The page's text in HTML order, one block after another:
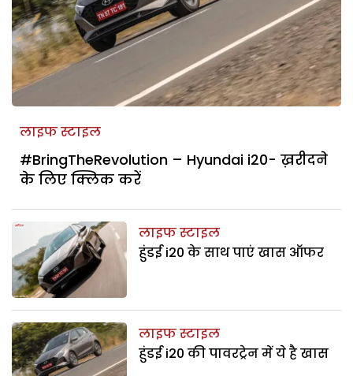
लाइफ स्टाइल
#BringTheRevolution – Hyundai i20- ख़रीदने
के लिए क्लिक करें
लाइफ स्टाइल
हुंडई i20 के साथ पाएं खास ऑफर
लाइफ स्टाइल
हुंडई i20 की पावरट्रेन में ये है खास